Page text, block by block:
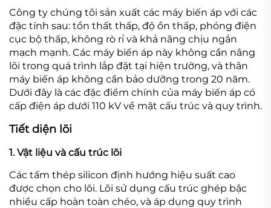
Công ty chúng tôi sản xuất các máy biến áp với các
đặc tính sau: tổn thất thấp, độ ồn thấp, phóng điện
cục bộ thấp, không rò rỉ và khả năng chịu ngắn
mạch mạnh. Các máy biến áp này không cần nâng
lõi trong quá trình lắp đặt tại hiện trường, và thân
máy biến áp không cần bảo dưỡng trong 20 năm.
Dưới đây là các đặc điểm chính của máy biến áp có
cấp điện áp dưới 110 kV về mặt cấu trúc và quy trình.
Tiết diện lõi
1. Vật liệu và cấu trúc lõi
Các tấm thép silicon định hướng hiệu suất cao
được chọn cho lõi. Lõi sử dụng cấu trúc ghép bậc
nhiều cấp hoàn toàn chéo, và áp dụng quy trình